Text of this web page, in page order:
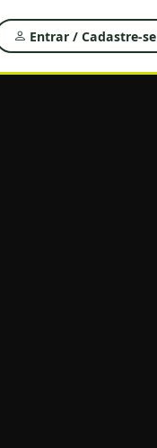
Entrar / Cadastre-se